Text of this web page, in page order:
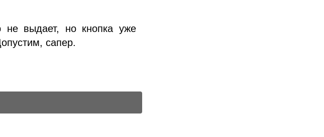
не выдает, но кнопка уже
сапер.